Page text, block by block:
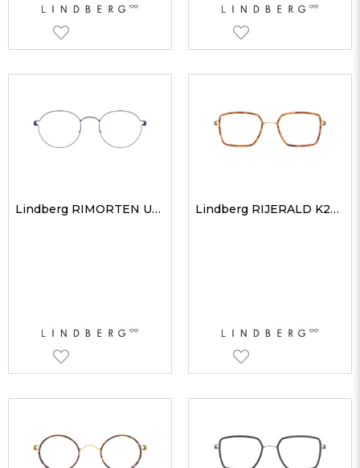
Lindberg RIMORTEN U13 48 Unisex Optik Gözlükler Lindberg RIJERALD K25GT 52 Unisex Optik Gözlükler